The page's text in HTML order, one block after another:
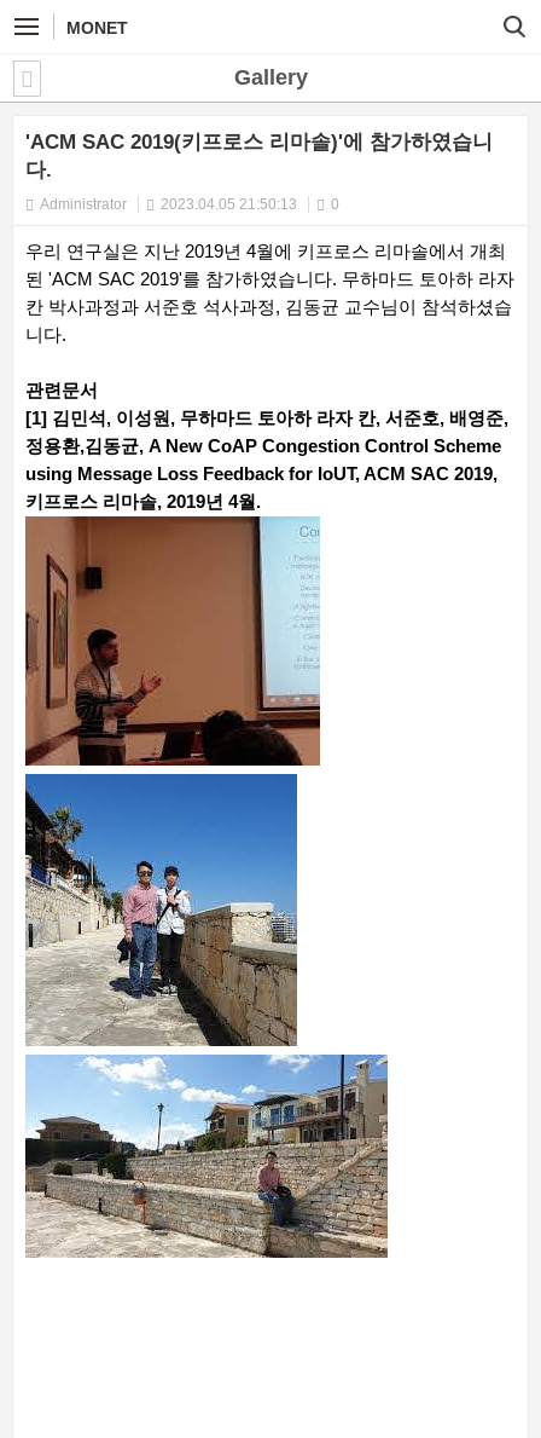
MONET
Gallery
'ACM SAC 2019(키프로스 리마솔)'에 참가하였습니
다.
Administrator 2023.04.05 21:50:13 0
우리 연구실은 지난 2019년 4월에 키프로스 리마솔에서 개최
된 'ACM SAC 2019'를 참가하였습니다. 무하마드 토아하 라자
칸 박사과정과 서준호 석사과정, 김동균 교수님이 참석하셨습
니다.
관련문서
[1] 김민석, 이성원, 무하마드 토아하 라자 칸, 서준호, 배영준,
정용환,김동균, A New CoAP Congestion Control Scheme
using Message Loss Feedback for IoUT, ACM SAC 2019,
키프로스 리마솔, 2019년 4월.